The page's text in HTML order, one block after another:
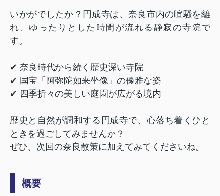
いかがでしたか？円成寺は、奈良市内の喧騒を離
れ、ゆったりとした時間が流れる静寂の寺院で
す。
✔ 奈良時代から続く歴史深い寺院
✔ 国宝「阿弥陀如来坐像」の優雅な姿
✔ 四季折々の美しい庭園が広がる境内
歴史と自然が調和する円成寺で、心落ち着くひと
ときを過ごしてみませんか？
ぜひ、次回の奈良散策に加えてみてくださいね。
概要